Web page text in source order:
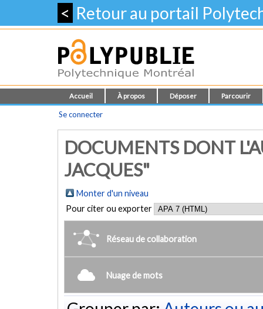
< Retour au portail
Accueil À propos Déposer Parcourir
Se connecter
DOCUMENTS DONT
JACQUES"
Monter d'un niveau
Pour citer ou exporter
Réseau de collaboration
Nuage de mots